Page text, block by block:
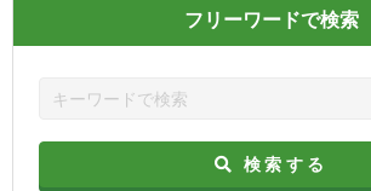
フリーワードで検索
検索する